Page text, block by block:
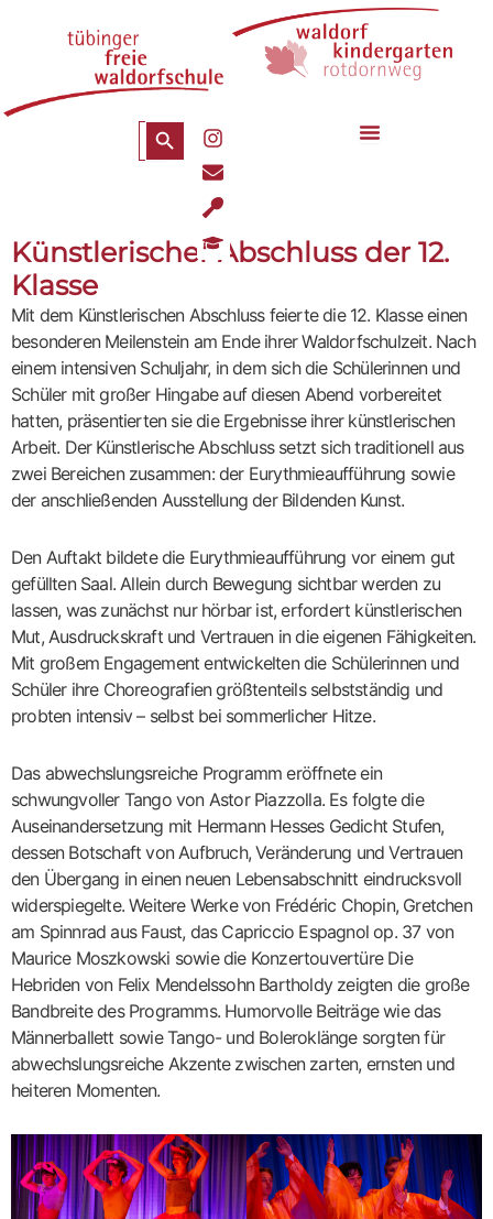
springen
Search
for:
Search Button
I
n
s
t
a
g
r
E
n
v
l
o
e
U
t
e
n
l
-
s
p
o
o
n
G
r
u
a
t
i
o
n
-
c
a
p
Künstlerischer Abschluss der 12.
Klasse
Mit dem Künstlerischen Abschluss feierte die 12. Klasse einen
besonderen Meilenstein am Ende ihrer Waldorfschulzeit. Nach
einem intensiven Schuljahr, in dem sich die Schülerinnen und
Schüler mit großer Hingabe auf diesen Abend vorbereitet
hatten, präsentierten sie die Ergebnisse ihrer künstlerischen
Arbeit. Der Künstlerische Abschluss setzt sich traditionell aus
zwei Bereichen zusammen: der Eurythmieaufführung sowie
der anschließenden Ausstellung der Bildenden Kunst.
Den Auftakt bildete die Eurythmieaufführung vor einem gut
gefüllten Saal. Allein durch Bewegung sichtbar werden zu
lassen, was zunächst nur hörbar ist, erfordert künstlerischen
Mut, Ausdruckskraft und Vertrauen in die eigenen Fähigkeiten.
Mit großem Engagement entwickelten die Schülerinnen und
Schüler ihre Choreografien größtenteils selbstständig und
probten intensiv – selbst bei sommerlicher Hitze.
Das abwechslungsreiche Programm eröffnete ein
schwungvoller Tango von Astor Piazzolla. Es folgte die
Auseinandersetzung mit Hermann Hesses Gedicht Stufen,
dessen Botschaft von Aufbruch, Veränderung und Vertrauen
den Übergang in einen neuen Lebensabschnitt eindrucksvoll
widerspiegelte. Weitere Werke von Frédéric Chopin, Gretchen
am Spinnrad aus Faust, das Capriccio Espagnol op. 37 von
Maurice Moszkowski sowie die Konzertouvertüre Die
Hebriden von Felix Mendelssohn Bartholdy zeigten die große
Bandbreite des Programms. Humorvolle Beiträge wie das
Männerballett sowie Tango- und Boleroklänge sorgten für
abwechslungsreiche Akzente zwischen zarten, ernsten und
heiteren Momenten.